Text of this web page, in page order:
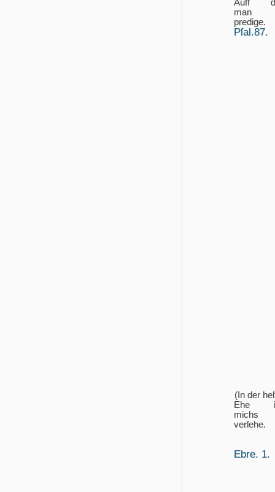
Auff
man
predige.
Pſal.87.
(In der
Ehe
michs
verſehe.
Ebre. 1.